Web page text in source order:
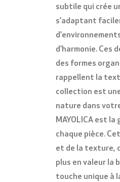
subtile qui crée
s'adaptant
d'harmonie. Ces
des formes
rappellent la
collection est
nature dans
MAYOLICA est
chaque pièce.
et de la texture,
plus en valeur la
touche unique à